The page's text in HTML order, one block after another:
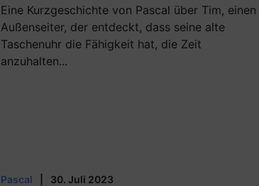
Eine Kurzgeschichte von Pascal über Tim, einen
Außenseiter, der entdeckt, dass seine alte
Taschenuhr die Fähigkeit hat, die Zeit
anzuhalten...
Pascal 30. Juli 2023